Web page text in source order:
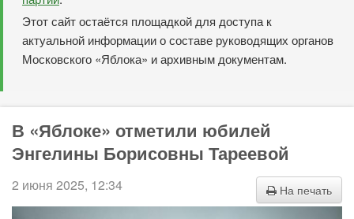
Этот сайт остаётся площадкой для доступа к
актуальной информации о составе руководящих органов
Московского «Яблока» и архивным документам.
В «Яблоке» отметили юбилей
Энгелины Борисовны Тареевой
На печать
2 июня 2025, 12:34